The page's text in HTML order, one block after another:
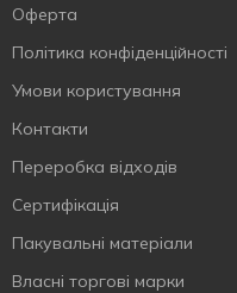
Оферта
Політика конфіденційності
Умови користування
Контакти
Переробка відходів
Сертифiкацiя
Пакувальні матеріали
Власнi торговi марки